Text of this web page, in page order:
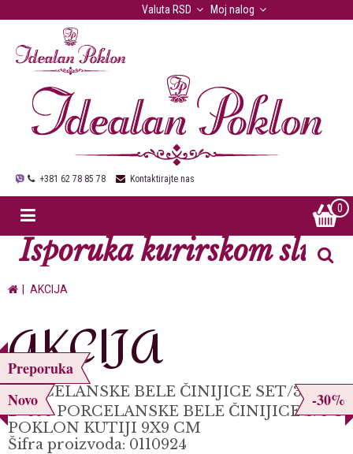
Moj nalog
Valuta RSD
+381 62 78 85 78 Kontaktirajte nas
0
Isporuka kurirskom
AKCIJA
AKCIJA
Novo -30%
Preporuka
PORCELANSKE BELE ČINIJICE SET/3 KOM
D-398 PORCELANSKE BELE ČINIJICE S/3 U
POKLON KUTIJI 9X9 CM
Šifra proizvoda: 0110924